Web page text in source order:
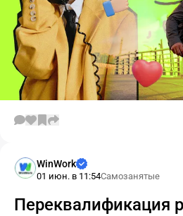
WinWork
01 июн. в 11:54Самозанятые
Переквалификация